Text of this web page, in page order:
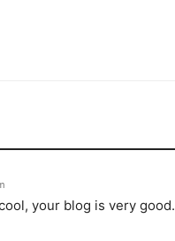
your blog is very good.